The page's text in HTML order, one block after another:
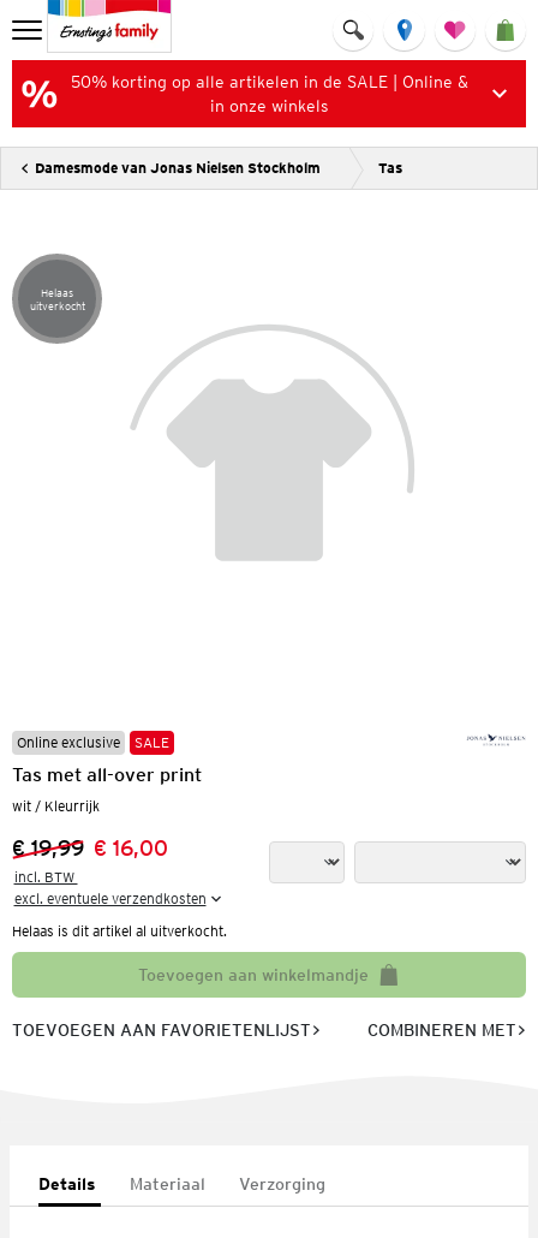
50% korting op alle artikelen in de SALE | Online &
in onze winkels
Damesmode van Jonas Nielsen Stockholm Tas
Artikel helaas uitverkocht
Helaas
uitverkocht
Online exclusive SALE
Tas met all-over print
wit / Kleurrijk
Vorige prijs:
€ 19,99
Nieuwe prijs:
€ 16,00
incl. BTW
excl. eventuele verzendkosten
Helaas is dit artikel al uitverkocht.
Toevoegen aan winkelmandje
TOEVOEGEN AAN FAVORIETENLIJST COMBINEREN MET
Details Materiaal Verzorging